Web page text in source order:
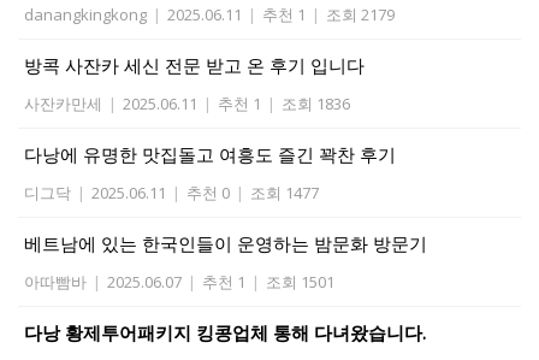
danangkingkong | 2025.06.11 | 추천 1 | 조회 2179
방콕 사잔카 세신 전문 받고 온 후기 입니다
사잔카만세 | 2025.06.11 | 추천 1 | 조회 1836
다낭에 유명한 맛집돌고 여흥도 즐긴 꽉찬 후기
디그닥 | 2025.06.11 | 추천 0 | 조회 1477
베트남에 있는 한국인들이 운영하는 밤문화 방문기
아따빰바 | 2025.06.07 | 추천 1 | 조회 1501
다낭 황제투어패키지 킹콩업체 통해 다녀왔습니다.